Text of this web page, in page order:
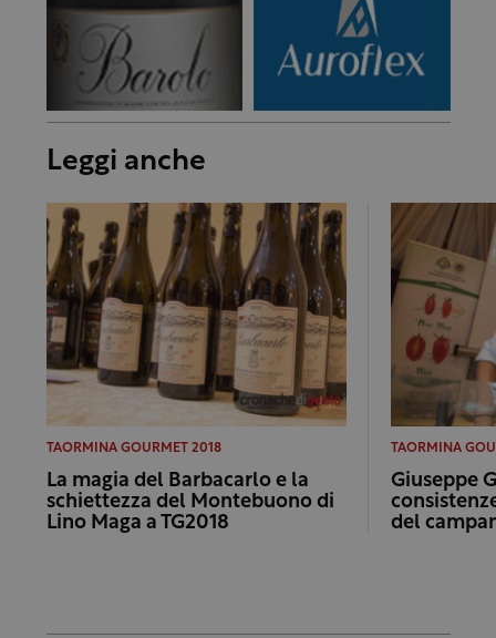
Leggi anche
TAORMINA GOURMET 2018
La magia del Barbacarlo e la
schiettezza del Montebuono di
Lino Maga a TG2018
TAORMINA
Giuseppe
del